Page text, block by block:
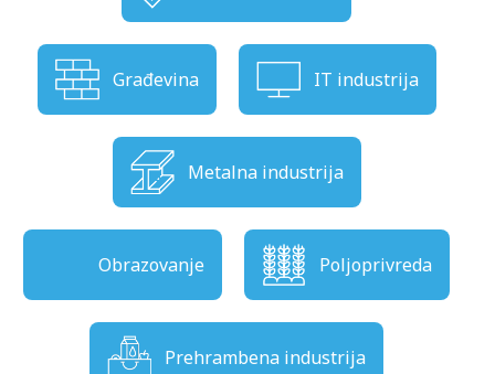
Građevina IT industrija
Metalna industrija
Obrazovanje Poljoprivreda
Prehrambena industrija